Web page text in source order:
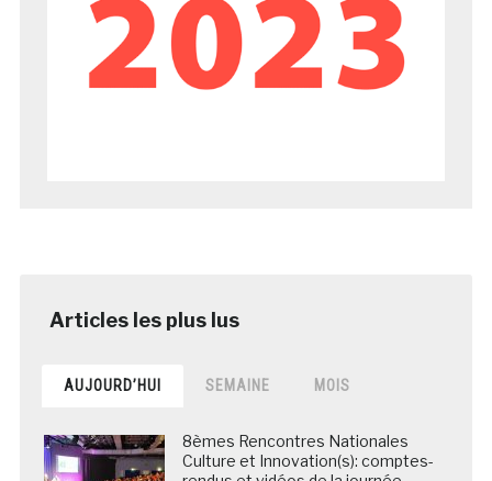
AUJOURD’HUI SEMAINE MOIS
8èmes Rencontres Nationales
Culture et Innovation(s): comptes-